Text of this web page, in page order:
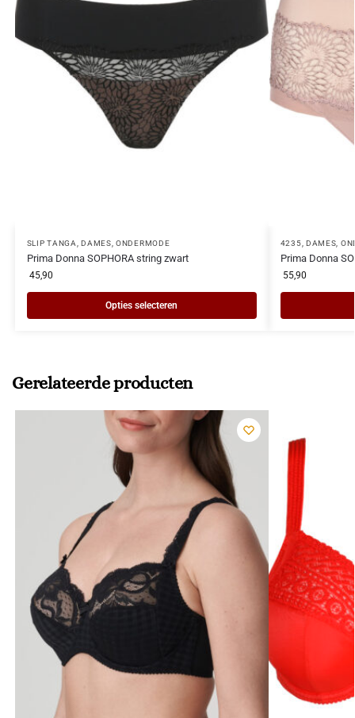
SLIP TANGA ,DAMES ,ONDERMODE
Prima Donna SOPHORA string zwart
45,90
Opties selecteren
4235 DAMES
Prima Donna
55,90
Gerelateerde producten